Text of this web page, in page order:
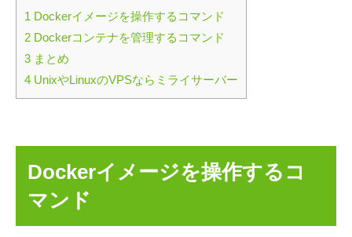
1 Dockerイメージを操作するコマンド
2 Dockerコンテナを管理するコマンド
3 まとめ
4 UnixやLinuxのVPSならミライサーバー
Dockerイメージを操作するコ
マンド